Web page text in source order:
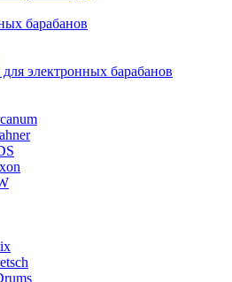
барабанов
электронных барабанов